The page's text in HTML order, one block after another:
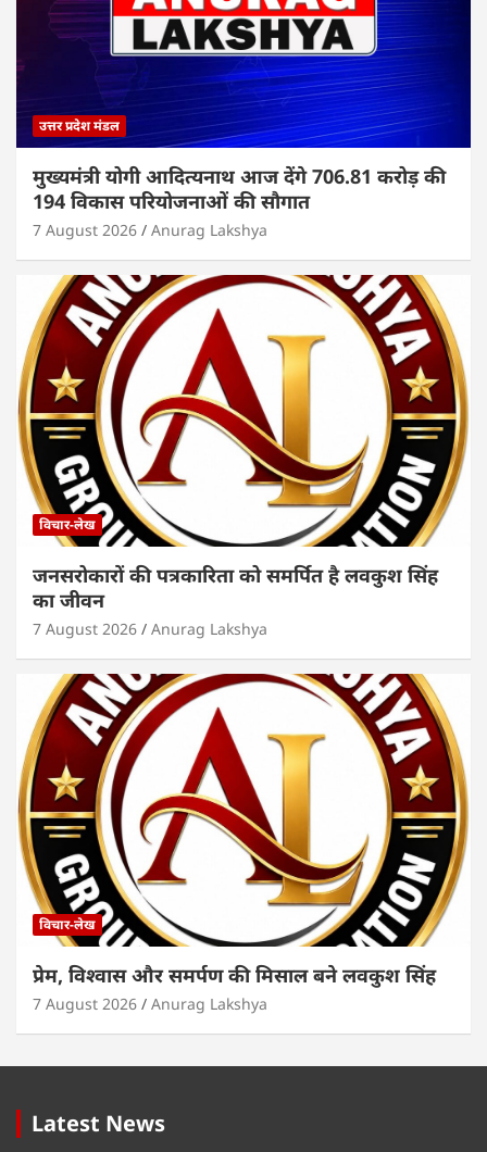
उत्तर प्रदेश मंडल
मुख्यमंत्री योगी आदित्यनाथ आज देंगे 706.81 करोड़ की
194 विकास परियोजनाओं की सौगात
7 August 2026 Anurag Lakshya
विचार-लेख
जनसरोकारों की पत्रकारिता को समर्पित है लवकुश सिंह
का जीवन
7 August 2026 Anurag Lakshya
विचार-लेख
प्रेम, विश्वास और समर्पण की मिसाल बने लवकुश सिंह
7 August 2026 Anurag Lakshya
Latest News